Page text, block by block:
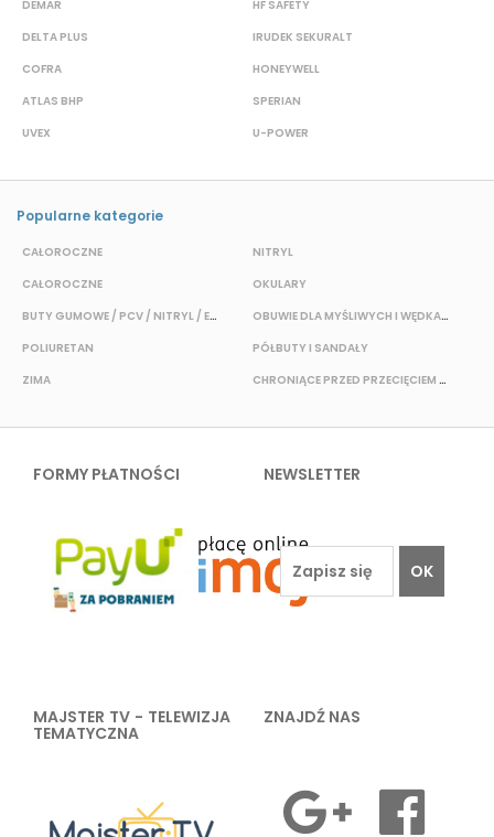
DEMAR
DELTA PLUS
COFRA
ATLAS BHP
UVEX
HF SAFETY
IRUDEK SEKURALT
HONEYWELL
SPERIAN
U-POWER
Popularne kategorie
CAŁOROCZNE
CAŁOROCZNE
BUTY GUMOWE / PCV / NITRYL / EVA
POLIURETAN
ZIMA
NITRYL
OKULARY
OBUWIE DLA MYŚLIWYCH I WĘDKARZY
PÓŁBUTY I SANDAŁY
CHRONIĄCE PRZED PRZECIĘCIEM I PRZEKŁUCIEM
FORMY PŁATNOŚCI NEWSLETTER
OK
MAJSTER TV - TELEWIZJA
TEMATYCZNA
ZNAJDŹ NAS